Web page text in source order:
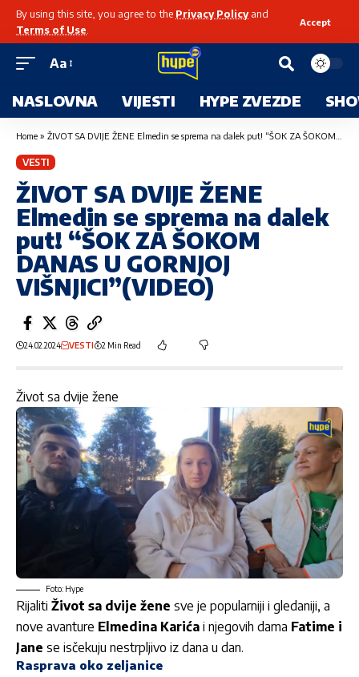
By using this site, you agree to the Privacy Policyand
Terms of Use
Accept
Aa
NASLOVNA VIJESTI HYPE ZVEZDE
Home » ŽIVOT SA DVIJE ŽENE Elmedin se sprema na dalek put! “ŠOK ZA ŠOKOM DANAS U GORNJOJ VIŠNJICI”(VIDEO)
VESTI
ŽIVOT SA DVIJE ŽENE
Elmedin se sprema na dalek
put! “ŠOK ZA ŠOKOM
DANAS U GORNJOJ
VIŠNJICI”(VIDEO)
24.02.2024 VESTI 2 Min Read
Život sa dvije žene
Foto: Hype
Rijaliti Život sa dvije žene sve je popularniji i gledaniji, a
nove avanture Elmedina Karića i njegovih dama Fatime i
Jane se isčekuju nestrpljivo iz dana u dan.
Rasprava oko zeljanice